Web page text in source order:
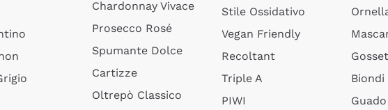
Chardonnay Vivace
Prosecco Rosé
Spumante Dolce
Cartizze
Oltrepò Classico
Stile Ossidativo
Vegan Friendly
Recoltant
Triple A
PIWI
Gosset
Biondi